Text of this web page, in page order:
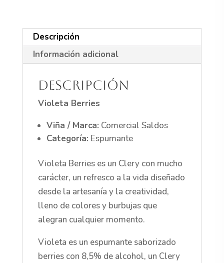
Descripción
Información adicional
Descripción
Violeta Berries
Viña / Marca: Comercial Saldos
Categoría: Espumante
Violeta Berries es un Clery con mucho
carácter, un refresco a la vida diseñado
desde la artesanía y la creatividad,
lleno de colores y burbujas que
alegran cualquier momento.
Violeta es un espumante saborizado
berries con 8,5% de alcohol, un Clery